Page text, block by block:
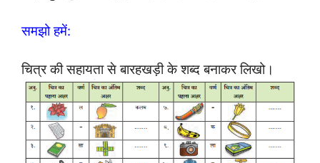
समझो हमें:
चित्र की सहायता से बारहखड़ी के शब्द बनाकर लिखो।